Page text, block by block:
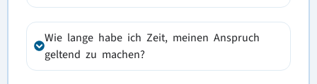
Wie lange habe ich Zeit, meinen Anspruch
geltend zu machen?